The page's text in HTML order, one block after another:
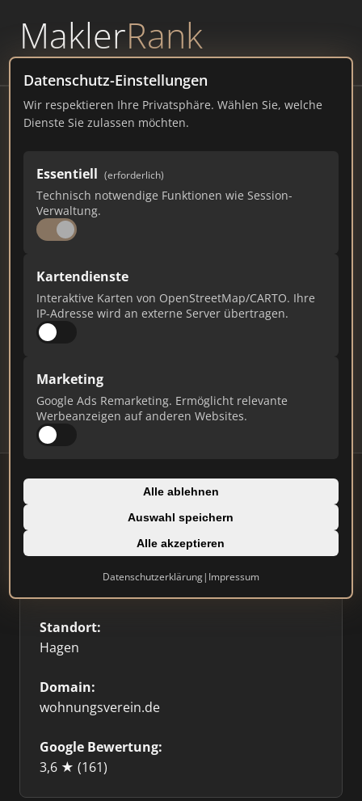
MaklerRank
powered byWAVEPOINT
Datenschutz-Einstellungen
Wir respektieren Ihre Privatsphäre. Wählen Sie, welche
Dienste Sie zulassen möchten.
Essentiell (erforderlich)
Technisch notwendige Funktionen wie Session-
Verwaltung.
Kartendienste
Interaktive Karten von OpenStreetMap/CARTO. Ihre
IP-Adresse wird an externe Server übertragen.
Marketing
Google Ads Remarketing. Ermöglicht relevante
Werbeanzeigen auf anderen Websites.
Alle ablehnen
Auswahl speichern
Alle akzeptieren
Datenschutzerklärung| Impressum
Wohnungsverein Hagen eG
wohnungsverein.de
41
Ist das Ihr Unternehmen?
Verifizieren Sie Ihr Profil, bearbeiten Sie Ihre
Updates.
Profil beanspruchen
Standort:
Hagen
Domain:
wohnungsverein.de
Google Bewertung:
3,6 ★ (161)